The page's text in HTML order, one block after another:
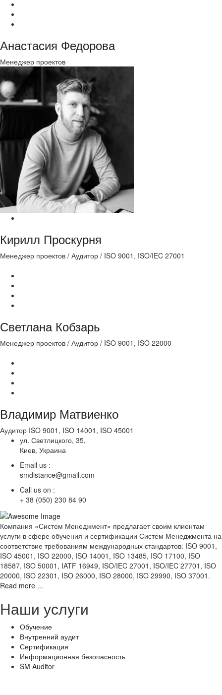
Анастасия Федорова
Менеджер проектов
Кирилл Проскурня
Менеджер проектов / Аудитор / ISO 9001, ISO/IEC 27001
Светлана Кобзарь
Менеджер проектов / Аудитор / ISO 9001, ISO 22000
Владимир Матвиенко
Аудитор ISO 9001, ISO 14001, ISO 45001
ул. Светлицкого, 35,
Киев, Украина
Email us :
smdistance@gmail.com
Call us on :
+ 38 (050) 230 84 90
Компания «Систем Менеджмент» предлагает своим клиентам
услуги в сфере обучения и сертификации Систем Менеджмента на
соответствие требованиям международных стандартов: ISO 9001,
ISO 45001, ISO 22000, ISO 14001, ISO 13485, ISO 17100, ISO
18587, ISO 50001, IATF 16949, ISO/IEC 27001, ISO/IEC 27701, ISO
20000, ISO 22301, ISO 26000, ISO 28000, ISO 29990, ISO 37001.
Read more ...
Наши услуги
Обучение
Внутренний аудит
Сертификация
Информационная безопасность
SM Auditor